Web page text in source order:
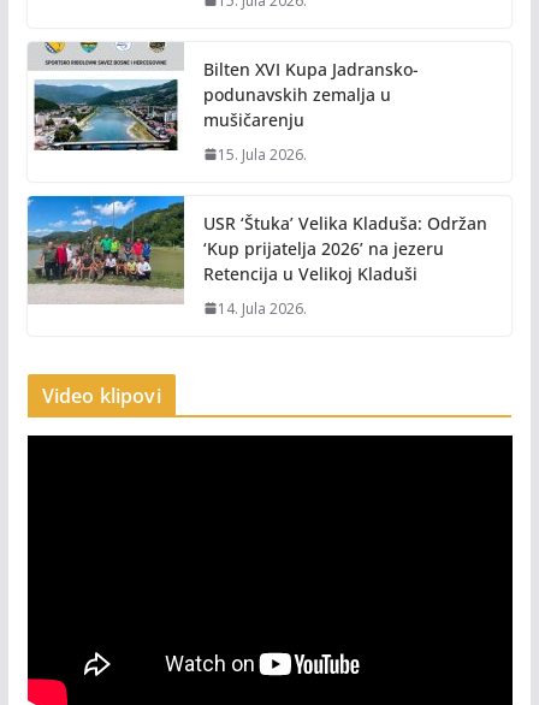
Bilten XVI Kupa Jadransko-
podunavskih zemalja u
mušičarenju
15. Jula 2026.
USR ‘Štuka’ Velika Kladuša: Održan
‘Kup prijatelja 2026’ na jezeru
Retencija u Velikoj Kladuši
14. Jula 2026.
Video klipovi